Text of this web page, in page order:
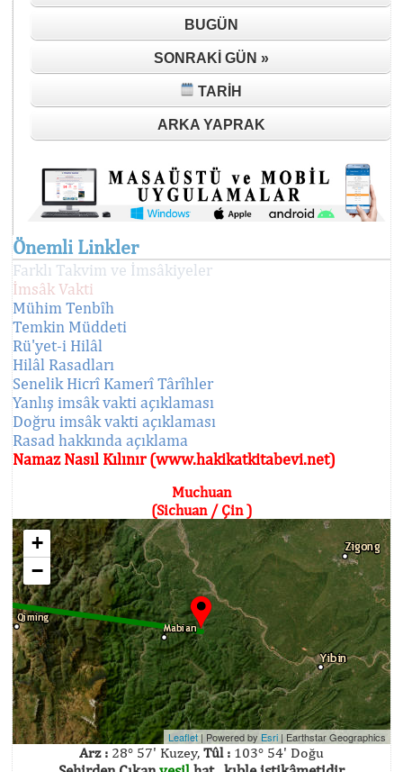
BUGÜN
SONRAKI GÜN »
TARIH
ARKA YAPRAK
Önemli Linkler
Farklı Takvim ve İmsâkiyeler
İmsâk Vakti
Mühim Tenbîh
Temkin Müddeti
Rü'yet-i Hilâl
Hilâl Rasadları
Senelik Hicrî Kamerî Târîhler
Yanlış imsâk vakti açıklaması
Doğru imsâk vakti açıklaması
Rasad hakkında açıklama
Namaz Nasıl Kılınır (www.hakikatkitabevi.net)
Muchuan
(Sichuan / Çin )
+
−
Leaflet| Powered by Esri | Earthstar Geographics
Arz : 28° 57' Kuzey, Tûl : 103° 54' Doğu